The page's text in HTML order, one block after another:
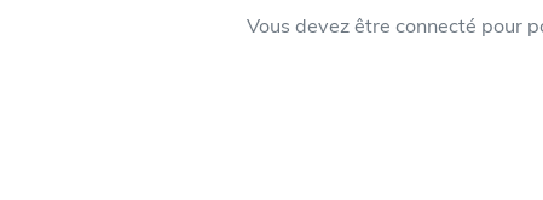
Vous devez être connecté pour